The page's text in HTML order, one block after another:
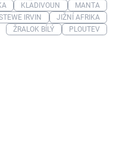
KLADIVOUN
MANTA
IRVIN
JIŽNÍ AFRIKA
ŽRALOK BÍLÝ
PLOUTEV